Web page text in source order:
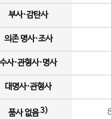
부사·감탄사
의존 명사·조사
수사·관형사·명사
대명사·관형사
품사 없음3)